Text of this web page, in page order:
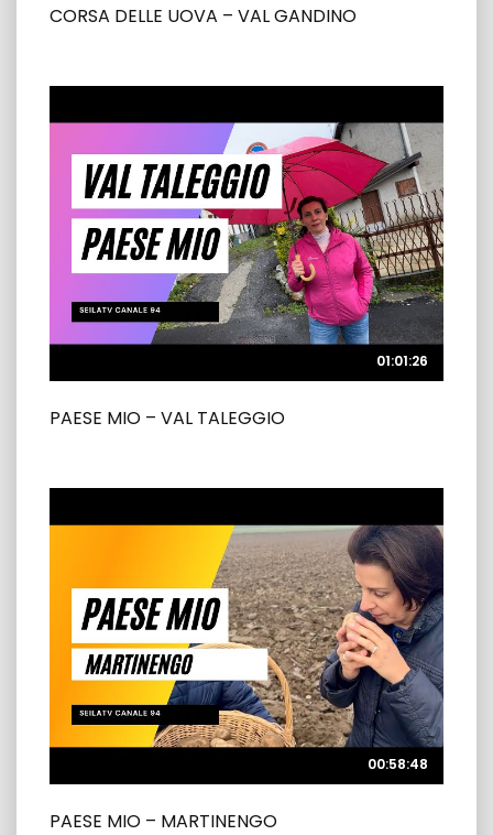
CORSA DELLE UOVA – VAL GANDINO
01:01:26
01:01:26
PAESE MIO – VAL TALEGGIO
00:58:48
00:58:48
PAESE MIO – MARTINENGO